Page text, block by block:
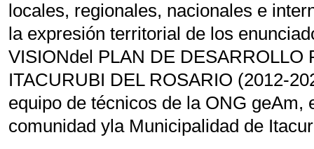
locales, regionales, nacionales e
la expresión territorial de los
VISIONdel PLAN DE DESARROLLO
ITACURUBI DEL ROSARIO (2012-
equipo de técnicos de la ONG geAm,
comunidad yla Municipalidad de